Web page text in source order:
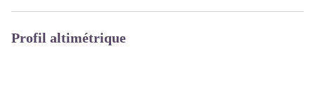
Profil altimétrique